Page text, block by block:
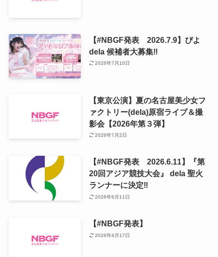
【#NBGF発表 2026.7.9】ぴよ
dela 候補者大募集‼️
2026年7月10日
【東京公演】夏の名古屋美少女フ
ァクトリー(dela)原宿ライブ＆撮
影会【2026年第３弾】
2026年7月2日
【#NBGF発表 2026.6.11】『第
20回アジア競技大会』 dela 聖火
ランナーに決定‼️
2026年6月11日
【#NBGF発表】
2026年4月17日